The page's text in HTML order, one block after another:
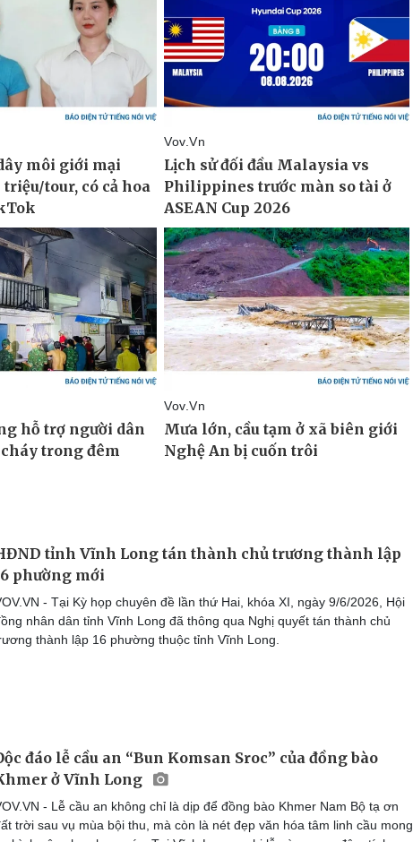
tỉnh Vĩnh Long tán thành chủ trương thành lập
phường mới
- Tại Kỳ họp chuyên đề lần thứ Hai, khóa XI, ngày 9/6/2026, Hội
nhân dân tỉnh Vĩnh Long đã thông qua Nghị quyết tán thành chủ
thành lập 16 phường thuộc tỉnh Vĩnh Long.
đáo lễ cầu an “Bun Komsan Sroc” của đồng bào
ở Vĩnh Long
- Lễ cầu an không chỉ là dịp để đồng bào Khmer Nam Bộ tạ ơn
trời sau vụ mùa bội thu, mà còn là nét đẹp văn hóa tâm linh cầu mong